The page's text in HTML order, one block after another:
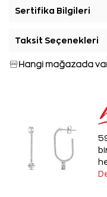
Sertifika Bilgileri
Taksit Seçenekleri
Hangi mağazada